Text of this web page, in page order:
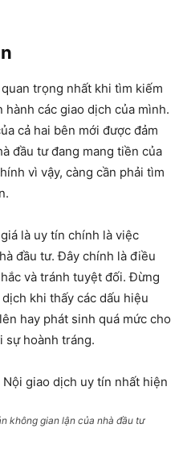
trọng nhất khi tìm kiếm
hành các giao dịch của mình.
cả hai bên mới được đảm
đầu tư đang mang tiền của
vì vậy, càng cần phải tìm
là uy tín chính là việc
đầu tư. Đây chính là điều
và tránh tuyệt đối. Đừng
khi thấy các dấu hiệu
hay phát sinh quá mức cho
sự hoành tráng.
không gian lận của nhà đầu tư